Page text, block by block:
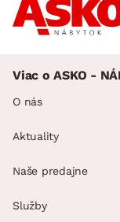
Viac o ASKO -
O nás
Aktuality
Naše predajne
Služby